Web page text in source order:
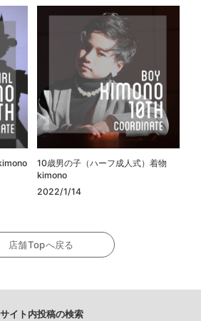
10歳男の子（ハーフ成人式）着物
kimono
2022/1/14
店舗Topへ戻る
サイト内投稿の検索